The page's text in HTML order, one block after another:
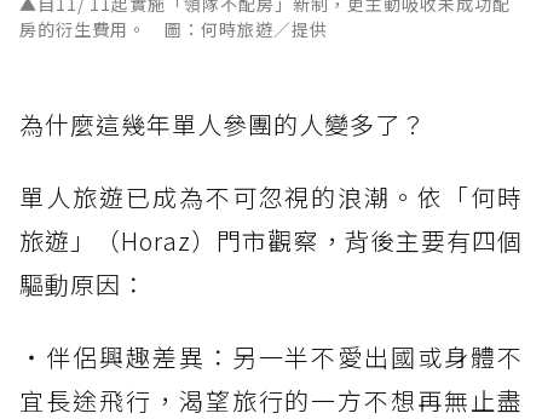
房的衍生費用。 圖：何時旅遊／提供
為什麼這幾年單人參團的人變多了？
單人旅遊已成為不可忽視的浪潮。依「何時
旅遊」（Horaz）門市觀察，背後主要有四個
驅動原因：
・伴侶興趣差異：另一半不愛出國或身體不
宜長途飛行，渴望旅行的一方不想再無止盡